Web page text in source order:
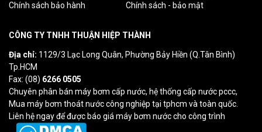
Chính sách bảo hành
Chính sách - bảo mật
CÔNG TY TNHH THUẬN HIỆP THÀNH
Địa chỉ: 1129/3 Lạc Long Quân, Phường Bảy Hiền (Q.Tân Bình)
Tp.HCM
Fax: (08) 6266 0505
Chuyên phân bán máy bơm cấp nước, hệ thống cấp nước pccc,
Mua máy bơm thoát nước công nghiệp tại tphcm và toàn quốc.
Liên hệ ngay để được báo giá máy bơm nước cho công trình